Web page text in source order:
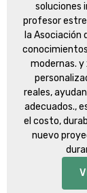
soluciones
profesor
la Asociación
modernas. y
reales,
adecuados.,
el costo,
nuevo